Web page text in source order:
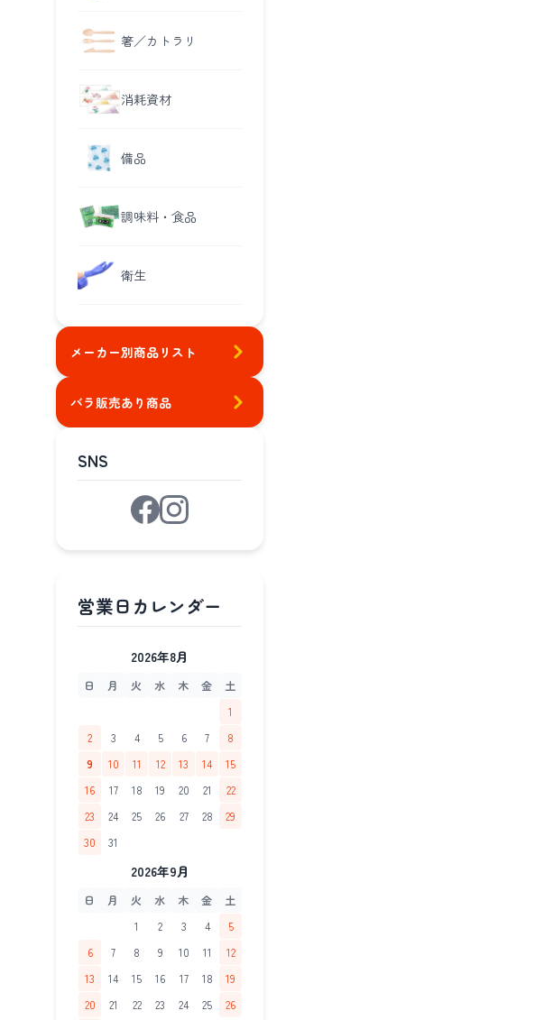
箸／カトラリ
消耗資材
備品
調味料・食品
衛生
メーカー別商品リスト
バラ販売あり商品
SNS
2026年8月
日 月 火 水 木 金
土
1
2
3 4 5 6 7
8
9
10 11 12 13 14
15
16
17 18 19 20 21
22
23
24 25 26 27 28
29
30
31
2026年9月
日 月 火 水 木 金
土
1
2 3 4
5
6
7 8 9 10 11
12
13
14 15 16 17 18
19
20
21 22 23 24 25
26